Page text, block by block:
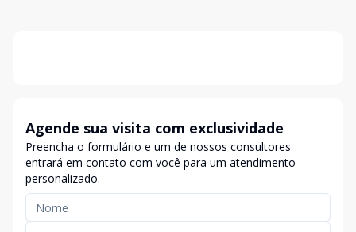
Agende sua visita com exclusividade
Preencha o formulário e um de nossos consultores
entrará em contato com você para um atendimento
personalizado.